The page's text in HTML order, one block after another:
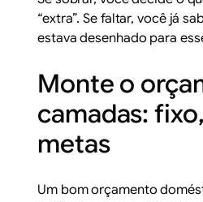
“extra”. Se faltar, você já
estava desenhado para
Monte o
camadas:
metas
Um bom orçamento